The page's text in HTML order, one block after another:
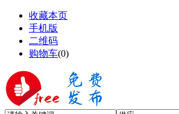
收藏本页
手机版
二维码
购物车(0)